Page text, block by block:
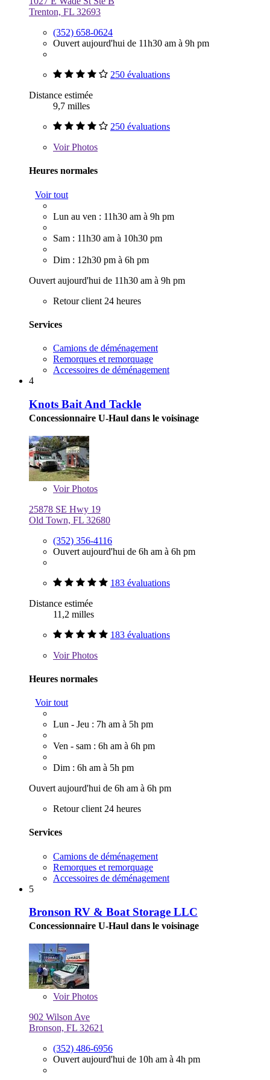
Trenton, FL 32693
(352) 658-0624
Ouvert aujourd'hui de 11h30 am à 9h pm
250 évaluations
Distance estimée
9,7 milles
250 évaluations
VoirPhotos
Heures normales
Voir tout
Lun au ven : 11h30 am à 9h pm
Sam : 11h30 am à 10h30 pm
Dim : 12h30 pm à 6h pm
Ouvert aujourd'hui de 11h30 am à 9h pm
Retour client 24 heures
Services
Camions de déménagement
Remorques et remorquage
Accessoires de déménagement
4
Knots Bait And Tackle
Concessionnaire U-Haul dans le voisinage
VoirPhotos
25878 SE Hwy 19
Old Town, FL 32680
(352) 356-4116
Ouvert aujourd'hui de 6h am à 6h pm
183 évaluations
Distance estimée
11,2 milles
183 évaluations
VoirPhotos
Heures normales
Voir tout
Lun - Jeu : 7h am à 5h pm
Ven - sam : 6h am à 6h pm
Dim : 6h am à 5h pm
Ouvert aujourd'hui de 6h am à 6h pm
Retour client 24 heures
Services
Camions de déménagement
Remorques et remorquage
Accessoires de déménagement
5
Bronson RV & Boat Storage LLC
Concessionnaire U-Haul dans le voisinage
VoirPhotos
902 Wilson Ave
Bronson, FL 32621
(352) 486-6956
Ouvert aujourd'hui de 10h am à 4h pm